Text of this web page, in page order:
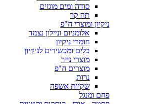
סודה ומים מוגזים
תה קר
ניקיון ומוצרי ח"פ
אלומניום וניילון נצמד
חומרי ניקיון
כלים ומכשירים לניקיון
מוצרי נייר
מוצרים ח"פ
נרות
שקיות אשפה
פחם ומנגל